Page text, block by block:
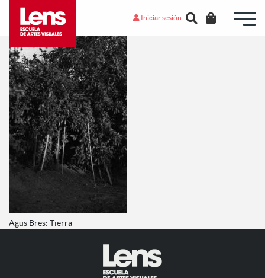
Iniciar sesión
Agus Bres: Tierra